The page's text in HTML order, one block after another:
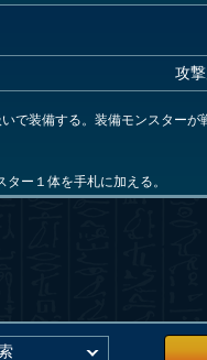
攻
で装備する。装備モンスターが
ー１体を手札に加える。